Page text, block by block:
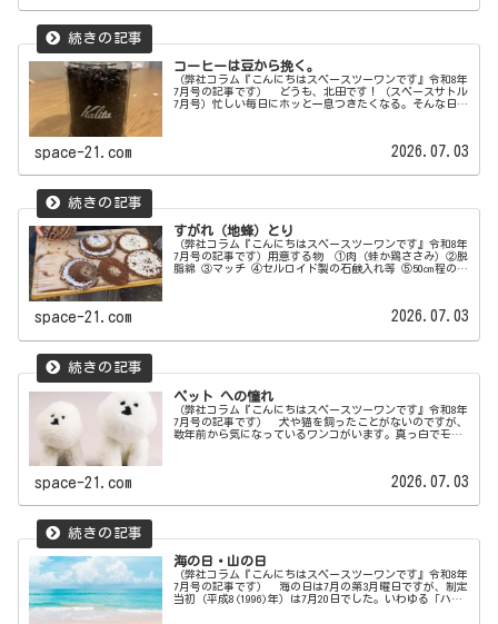
コーヒーは豆から挽く。
（弊社コラム『こんにちはスペースツーワンです』令和8年
7月号の記事です） どうも、北田です！（スペースサトル
7月号）忙しい毎日にホッと一息つきたくなる。そんな日々
space-21.com 2026.07.03
すがれ（地蜂）とり
（弊社コラム『こんにちはスペースツーワンです』令和8年
7月号の記事です）用意する物 ①肉（蛙か鶏ささみ）②脱
脂綿 ③マッチ ④セルロイド製の石鹸入れ等 ⑤50㎝程の木
space-21.com 2026.07.03
ペット への憧れ
（弊社コラム『こんにちはスペースツーワンです』令和8年
7月号の記事です） 犬や猫を飼ったことがないのですが、
数年前から気になっているワンコがいます。真っ白でモフ
space-21.com 2026.07.03
海の日・山の日
（弊社コラム『こんにちはスペースツーワンです』令和8年
7月号の記事です） 海の日は7月の第3月曜日ですが、制定
当初（平成8(1996)年）は7月20日でした。いわゆる「ハッ